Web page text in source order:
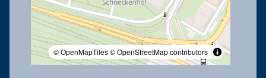
© OpenMapTiles© OpenStreetMap contributors